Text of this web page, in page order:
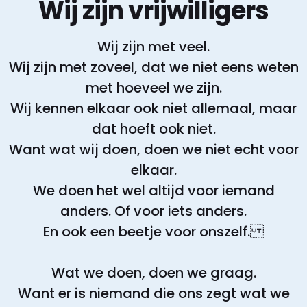
Wij zijn vrijwilligers
Wij zijn met veel.
Wij zijn met zoveel, dat we niet eens weten
met hoeveel we zijn.
Wij kennen elkaar ook niet allemaal, maar
dat hoeft ook niet.
Want wat wij doen, doen we niet echt voor
elkaar.
We doen het wel altijd voor iemand
anders. Of voor iets anders.
En ook een beetje voor onszelf.
Wat we doen, doen we graag.
Want er is niemand die ons zegt wat we